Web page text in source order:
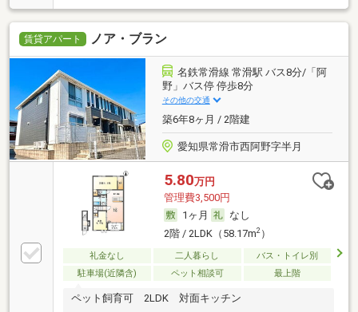
賃貸アパート ノア・ブラン
名鉄常滑線 常滑駅 バス8分/「阿
野」バス停 停歩8分
その他の交通
築6年8ヶ月 / 2階建
愛知県常滑市西阿野字半月
5.80万円
管理費3,500円
1ヶ月
なし
2階 / 2LDK（58.17m2）
礼金なし 二人暮らし
バス・トイレ別
駐車場(近隣含)
ペット相談可 最上階
ペット飼育可 2LDK 対面キッチン